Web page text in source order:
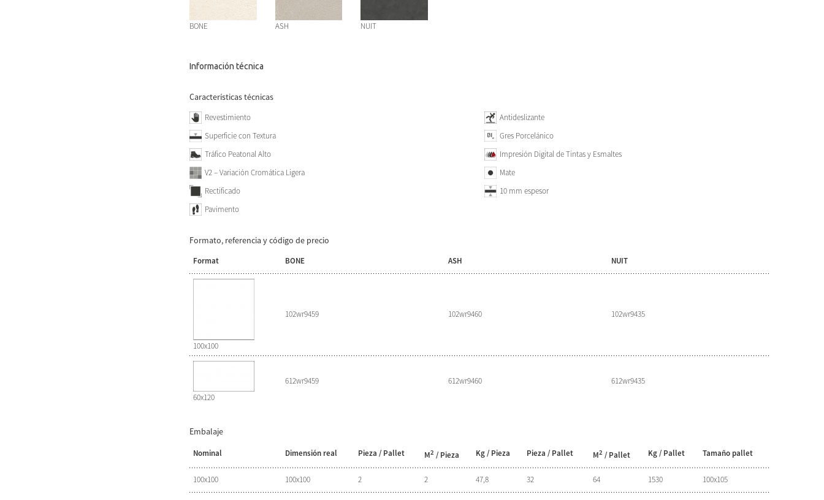
BONE ASH NUIT
Información técnica
Características técnicas
Revestimiento
Superficie con Textura
Tráfico Peatonal Alto
V2 – Variación Cromática Ligera
Rectificado
Pavimento
Antideslizante
Gres Porcelánico
Impresión Digital de Tintas y Esmaltes
Mate
10 mm espesor
Formato, referencia y código de precio
Format BONE ASH NUIT
100x100
102wr9459 102wr9460 102wr9435
60x120
612wr9459 612wr9460 612wr9435
Embalaje
Nominal Dimensión real Pieza / Pallet M2 / Pieza Kg / Pieza Pieza / Pallet M2 / Pallet Kg / Pallet Tamaño pallet
100x100 100x100 2 2 47,8 32 64 1530 100x105